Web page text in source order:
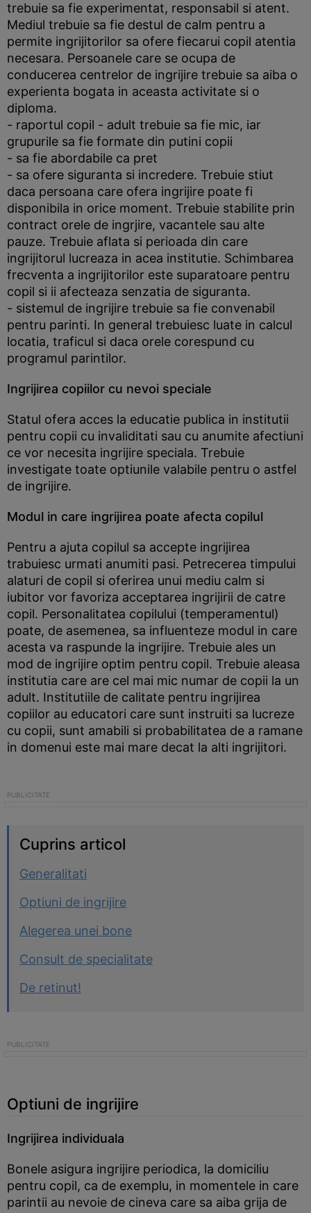
trebuie sa fie experimentat, responsabil si atent.
Mediul trebuie sa fie destul de calm pentru a
permite ingrijitorilor sa ofere fiecarui copil atentia
necesara. Persoanele care se ocupa de
conducerea centrelor de ingrijire trebuie sa aiba o
experienta bogata in aceasta activitate si o
diploma.
- raportul copil - adult trebuie sa fie mic, iar
grupurile sa fie formate din putini copii
- sa fie abordabile ca pret
- sa ofere siguranta si incredere. Trebuie stiut
daca persoana care ofera ingrijire poate fi
disponibila in orice moment. Trebuie stabilite prin
contract orele de ingrjire, vacantele sau alte
pauze. Trebuie aflata si perioada din care
ingrijitorul lucreaza in acea institutie. Schimbarea
frecventa a ingrijitorilor este suparatoare pentru
copil si ii afecteaza senzatia de siguranta.
- sistemul de ingrijire trebuie sa fie convenabil
pentru parinti. In general trebuiesc luate in calcul
locatia, traficul si daca orele corespund cu
programul parintilor.
Ingrijirea copiilor cu nevoi speciale
Statul ofera acces la educatie publica in institutii
pentru copii cu invaliditati sau cu anumite afectiuni
ce vor necesita ingrijire speciala. Trebuie
investigate toate optiunile valabile pentru o astfel
de ingrijire.
Modul in care ingrijirea poate afecta copilul
Pentru a ajuta copilul sa accepte ingrijirea
trabuiesc urmati anumiti pasi. Petrecerea timpului
alaturi de copil si oferirea unui mediu calm si
iubitor vor favoriza acceptarea ingrijirii de catre
copil. Personalitatea copilului (temperamentul)
poate, de asemenea, sa influenteze modul in care
acesta va raspunde la ingrijire. Trebuie ales un
mod de ingrijire optim pentru copil. Trebuie aleasa
institutia care are cel mai mic numar de copii la un
adult. Institutiile de calitate pentru ingrijirea
copiilor au educatori care sunt instruiti sa lucreze
cu copii, sunt amabili si probabilitatea de a ramane
in domenui este mai mare decat la alti ingrijitori.
Cuprins articol
Generalitati
Optiuni de ingrijire
Alegerea unei bone
Consult de specialitate
De retinut!
Optiuni de ingrijire
Ingrijirea individuala
Bonele asigura ingrijire periodica, la domiciliu
pentru copil, ca de exemplu, in momentele in care
parintii au nevoie de cineva care sa aiba grija de